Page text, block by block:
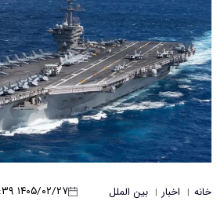
خانه | اخبار | بین الملل ۱۴۰۵/۰۲/۲۷ ۲۱:۳۱:۳۹